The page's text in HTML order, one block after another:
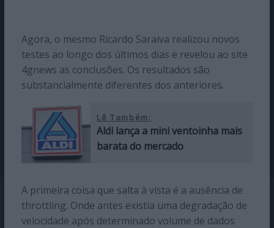
Agora, o mesmo Ricardo Saraiva realizou novos
testes ao longo dos últimos dias e revelou ao site
4gnews as conclusões. Os resultados são
substancialmente diferentes dos anteriores.
Lê Também:
Aldi lança a mini ventoinha mais
barata do mercado
A primeira coisa que salta à vista é a ausência de
throttling. Onde antes existia uma degradação de
velocidade após determinado volume de dados